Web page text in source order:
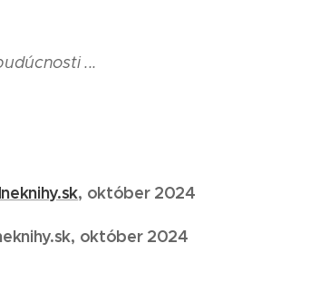
...
, október 2024
október 2024